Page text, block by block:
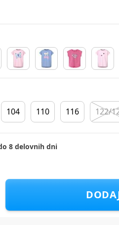
104 110 116 122/
8 delovnih dni
KR 13228175 NMFVIGEA D Modra